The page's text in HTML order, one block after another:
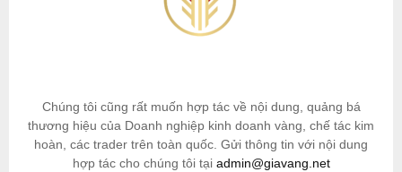
Chúng tôi cũng rất muốn hợp tác về nội dung, quảng bá
thương hiệu của Doanh nghiệp kinh doanh vàng, chế tác kim
hoàn, các trader trên toàn quốc. Gửi thông tin với nội dung
hợp tác cho chúng tôi tại admin@giavang.net